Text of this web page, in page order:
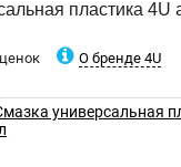
пластика 4U
О бренде 4U